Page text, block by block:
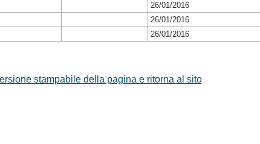
26/01/2016
26/01/2016
26/01/2016
stampabile della pagina e ritorna al sito